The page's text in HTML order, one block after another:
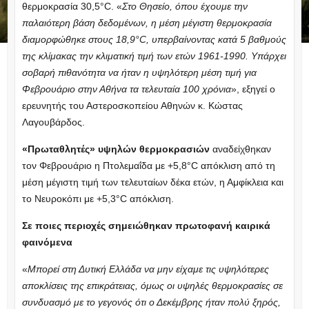
θερμοκρασία 30,5°C. «Στο Θησείο, όπου έχουμε την
παλαιότερη βάση δεδομένων, η μέση μέγιστη θερμοκρασία
διαμορφώθηκε στους 18,9°C, υπερβαίνοντας κατά 5 βαθμούς
της κλίμακας την κλιματική τιμή των ετών 1961-1990. Υπάρχει
σοβαρή πιθανότητα να ήταν η υψηλότερη μέση τιμή για
Φεβρουάριο στην Αθήνα τα τελευταία 100 χρόνια», εξηγεί ο
ερευνητής του Αστεροσκοπείου Αθηνών κ. Κώστας
Λαγουβάρδος.
«Πρωταθλητές» υψηλών θερμοκρασιώναναδείχθηκαν
τον Φεβρουάριο η Πτολεμαΐδα με +5,8°C απόκλιση από τη
μέση μέγιστη τιμή των τελευταίων δέκα ετών, η Αμφίκλεια και
το Νευροκόπι με +5,3°C απόκλιση.
Σε ποιες περιοχές σημειώθηκαν πρωτοφανή καιρικά
φαινόμενα
«Μπορεί στη Δυτική Ελλάδα να μην είχαμε τις υψηλότερες
αποκλίσεις της επικράτειας, όμως οι υψηλές θερμοκρασίες σε
συνδυασμό με το γεγονός ότι ο Δεκέμβρης ήταν πολύ ξηρός,